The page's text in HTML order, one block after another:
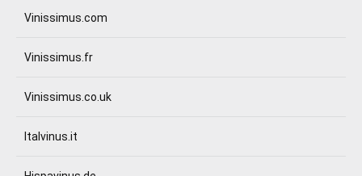
Vinissimus.com
Vinissimus.fr
Vinissimus.co.uk
Italvinus.it